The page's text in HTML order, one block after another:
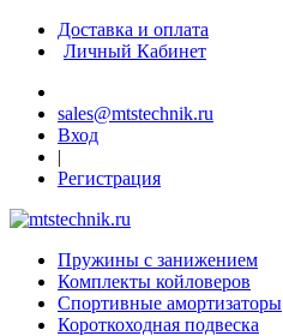
Доставка и оплата
Личный Кабинет
sales@mtstechnik.ru
Вход
|
Регистрация
Пружины с занижением
Комплекты койловеров
Спортивные амортизаторы
Короткоходная подвеска